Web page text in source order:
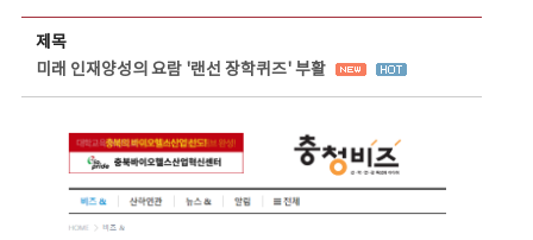
제목
미래 인재양성의 요람 '랜선 장학퀴즈' 부활